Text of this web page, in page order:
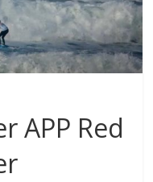
APP Red